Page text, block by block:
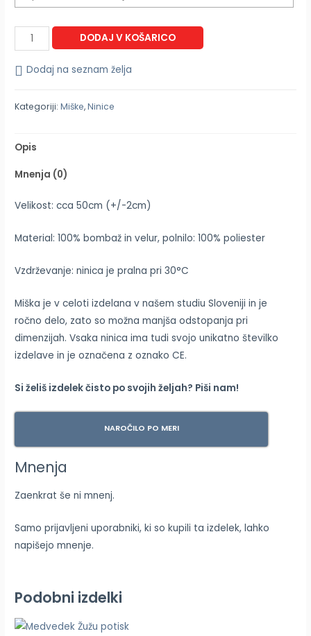
DODAJ V KOŠARICO
Dodaj na seznam želja
Kategoriji:Miške,Ninice
Opis
Mnenja (0)
Velikost: cca 50cm (+/-2cm)
Material: 100% bombaž in velur, polnilo: 100% poliester
Vzdrževanje: ninica je pralna pri 30°C
Miška je v celoti izdelana v našem studiu Sloveniji in je
ročno delo, zato so možna manjša odstopanja pri
dimenzijah. Vsaka ninica ima tudi svojo unikatno številko
izdelave in je označena z oznako CE.
Si želiš izdelek čisto po svojih željah? Piši nam!
NAROČILO PO MERI
Mnenja
Zaenkrat še ni mnenj.
Samo prijavljeni uporabniki, ki so kupili ta izdelek, lahko
napišejo mnenje.
Podobni izdelki